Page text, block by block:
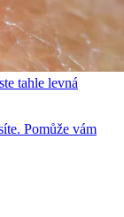
tahle levná
Pomůže vám